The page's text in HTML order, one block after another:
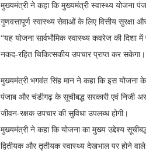
मुख्यमंत्री ने कहा कि मुख्यमंत्री स्वास्थ्य योजना
गुणवत्तापूर्ण स्वास्थ्य सेवाओं के लिए वित्तीय
“यह योजना सार्वभौमिक स्वास्थ्य कवरेज की
नकद-रहित चिकित्सकीय उपचार प्राप्त कर
मुख्यमंत्री भगवंत सिंह मान ने कहा कि इस योजना
पंजाब और चंडीगढ़ के सूचीबद्ध सरकारी एवं निजी
जीवन-रक्षक उपचार की सुविधा उपलब्ध होगी।
मुख्यमंत्री ने कहा कि योजना का मुख्य उद्देश्य
द्वितीयक और तृतीयक स्वास्थ्य देखभाल पर होने